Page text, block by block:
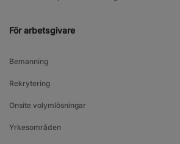
För arbetsgivare
Bemanning
Rekrytering
Onsite volymlösningar
Yrkesområden